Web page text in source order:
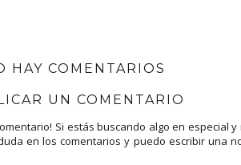
HAY COMENTARIOS
UN COMENTARIO
Si estás buscando algo en especial y
en los comentarios y puedo escribir una